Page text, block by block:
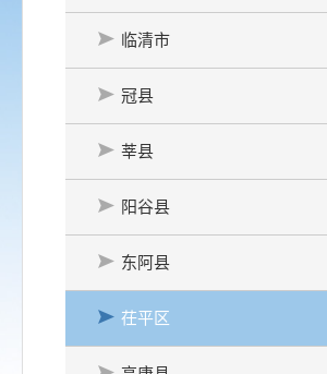
临清市
冠县
莘县
阳谷县
东阿县
茌平区